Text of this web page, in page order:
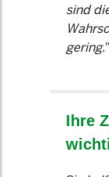
sind
gering."